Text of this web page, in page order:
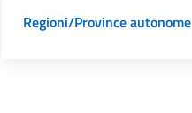
Regioni/Province autonome